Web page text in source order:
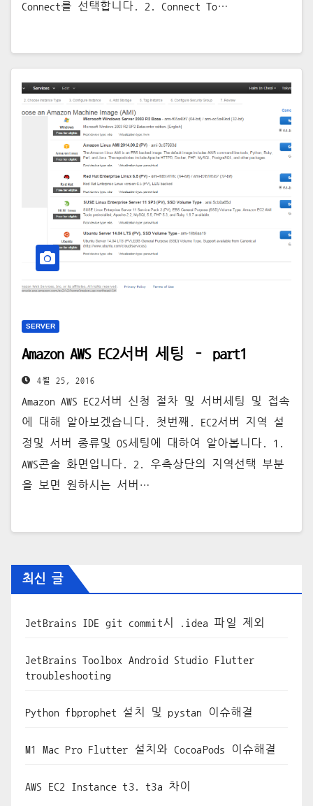
Connect를 선택합니다. 2. Connect To…
SERVER
Amazon AWS EC2서버 세팅 – part1
4월 25, 2016
Amazon AWS EC2서버 신청 절차 및 서버세팅 및 접속
에 대해 알아보겠습니다. 첫번째. EC2서버 지역 설
정및 서버 종류및 OS세팅에 대하여 알아봅니다. 1.
AWS콘솔 화면입니다. 2. 우측상단의 지역선택 부분
을 보면 원하시는 서버…
최신 글
JetBrains IDE git commit시 .idea 파일 제외
JetBrains Toolbox Android Studio Flutter
troubleshooting
Python fbprophet 설치 및 pystan 이슈해결
M1 Mac Pro Flutter 설치와 CocoaPods 이슈해결
AWS EC2 Instance t3. t3a 차이